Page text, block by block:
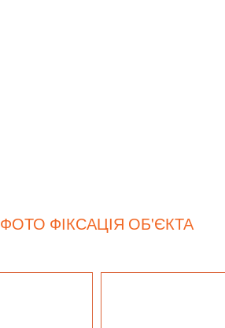
ФОТО ФІКСАЦІЯ ОБ'ЄКТА